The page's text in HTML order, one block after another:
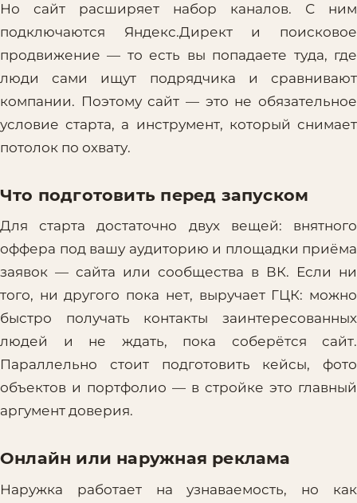
Но сайт расширяет набор каналов. С ним
подключаются Яндекс.Директ и поисковое
продвижение — то есть вы попадаете туда, где
люди сами ищут подрядчика и сравнивают
компании. Поэтому сайт — это не обязательное
условие старта, а инструмент, который снимает
потолок по охвату.
Что подготовить перед запуском
Для старта достаточно двух вещей: внятного
оффера под вашу аудиторию и площадки приёма
заявок — сайта или сообщества в ВК. Если ни
того, ни другого пока нет, выручает ГЦК: можно
быстро получать контакты заинтересованных
людей и не ждать, пока соберётся сайт.
Параллельно стоит подготовить кейсы, фото
объектов и портфолио — в стройке это главный
аргумент доверия.
Онлайн или наружная реклама
Наружка работает на узнаваемость, но как